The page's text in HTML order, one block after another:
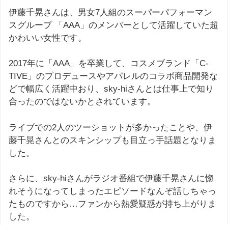
伊藤千晃さんは、男女7人組のスーパーパフォーマン
スグループ 「AAA」のメンバーとして活躍していた超
かわいい女性です。
2017年に「AAA」を卒業して、コスメブランド「C-
TIVE」のプロデュースやアパレルのコラボ商品開発な
どで幅広く活躍中おり、sky-hiさんとは仕事上で知り
合ったのではないかとされています。
ライブでの2人のツーショットが多かったことや、伊
藤千晃さんとのスキンシップも目立っ手話題となりま
した。
さらに、sky-hiさんがラジオ番組で伊藤千晃さんに惚
れそうになってしまったエピソードなんぞ話しちゃっ
たものですから…ファンから熱愛疑惑が持ち上がりま
した。